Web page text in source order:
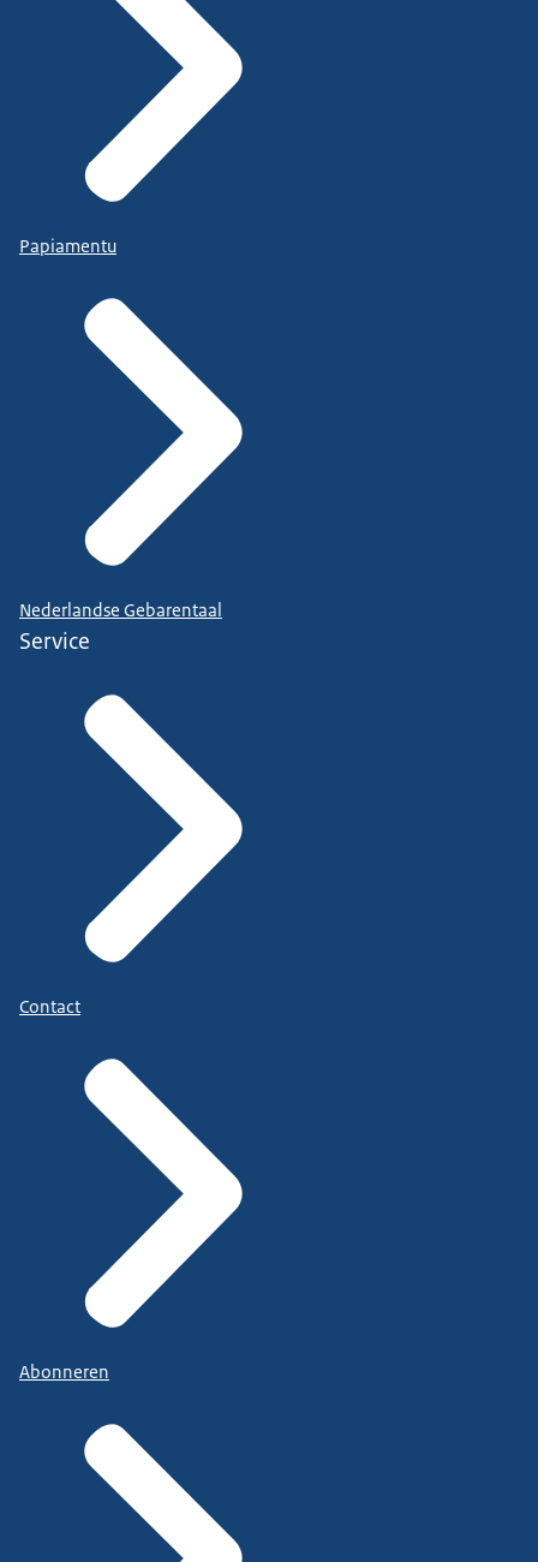
Papiamentu
Nederlandse Gebarentaal
Service
Contact
Abonneren